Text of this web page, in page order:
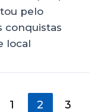
pelo
conquistas
local
1 2
3